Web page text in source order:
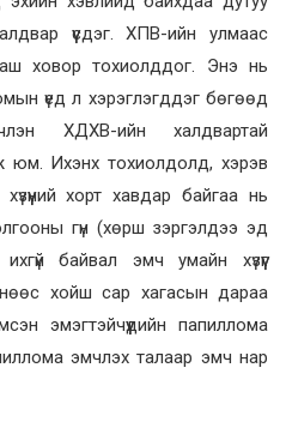
үүсдэг. ХПВ-ийн улмаас
ховор тохиолддог. Энэ нь
үед л хэрэглэгддэг бөгөөд
ХДХВ-ийн халдвартай
юм. Ихэнх тохиолдолд, хэрэв
хорт хавдар байгаа нь
гүн (хөрш зэргэлдээ эд
байвал эмч умайн хүзүүг
хойш сар хагасын дараа
эмэгтэйчүүдийн папиллома
эмчлэх талаар эмч нар